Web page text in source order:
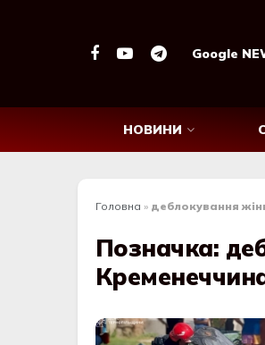
Google
НОВИНИ
Головна » деблокування
Позначка: